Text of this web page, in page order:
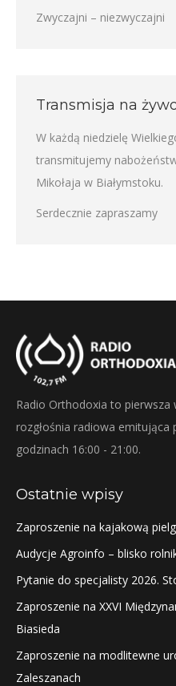
Zwyczajni – niezwyczajni
Transmisja na
W każdą niedzielę
transmitujemy
Mikołaja w Białymstoku.
Serdecznie zapraszamy
Radio Orthodoxia to pierwsza
rozgłośnia radiowa emitująca
godzinach 16:00 - 21:00.
Ostatnie wpisy
Zaproszenie na kajakową
Audycje Agroinfo – blisko
Pytanie do specjalisty 2026.
Zaproszenie na XXVI
Biasieda
Zaproszenie na modlitewne
Zaleszanach